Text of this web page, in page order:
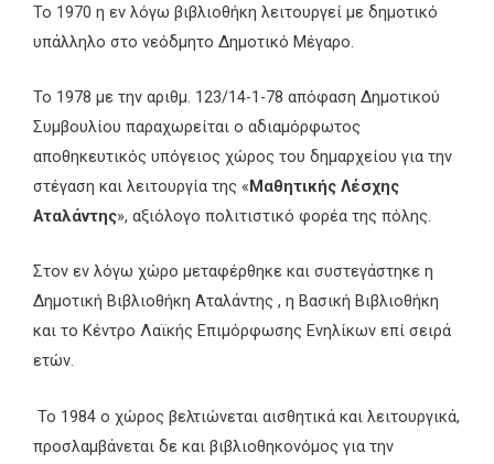
Το 1970 η εν λόγω βιβλιοθήκη λειτουργεί με δημοτικό
υπάλληλο στο νεόδμητο Δημοτικό Μέγαρο.
Το 1978 με την αριθμ. 123/14-1-78 απόφαση Δημοτικού
Συμβουλίου παραχωρείται ο αδιαμόρφωτος
αποθηκευτικός υπόγειος χώρος του δημαρχείου για την
στέγαση και λειτουργία της «Μαθητικής Λέσχης
Αταλάντης», αξιόλογο πολιτιστικό φορέα της πόλης.
Στον εν λόγω χώρο μεταφέρθηκε και συστεγάστηκε η
Δημοτική Βιβλιοθήκη Αταλάντης , η Βασική Βιβλιοθήκη
και το Κέντρο Λαϊκής Επιμόρφωσης Ενηλίκων επί σειρά
ετών.
Το 1984 ο χώρος βελτιώνεται αισθητικά και λειτουργικά,
προσλαμβάνεται δε και βιβλιοθηκονόμος για την